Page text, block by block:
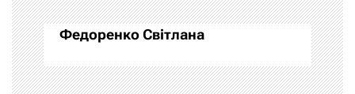
а
ц
і
Федоренко Світлана